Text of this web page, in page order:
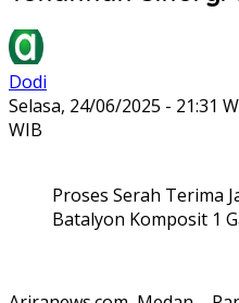
Dodi
Selasa, 24/06/2025 - 21:31
WIB
Proses Serah Terima
Batalyon Komposit 1